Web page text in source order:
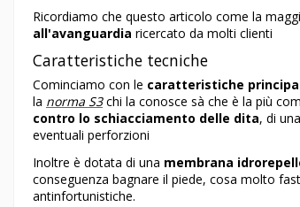
Ricordiamo che questo articolo come la
all'avanguardia ricercato da molti clienti
Caratteristiche tecniche
Cominciamo con le caratteristiche
la norma S3chi la conosce sà che è la più
contro lo schiacciamento delle dita, di una
eventuali perforzioni
Inoltre è dotata di una membrana
conseguenza bagnare il piede, cosa molto
antinfortunistiche.